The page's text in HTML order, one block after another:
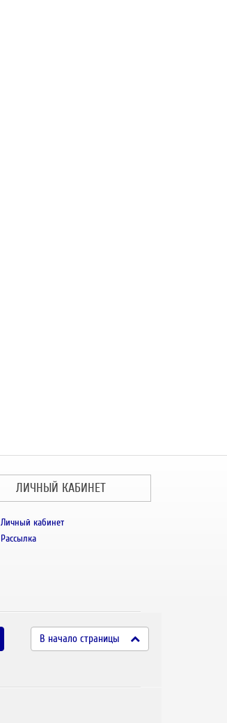
ЛИЧНЫЙ КАБИНЕТ
Личный кабинет
Рассылка
В начало страницы